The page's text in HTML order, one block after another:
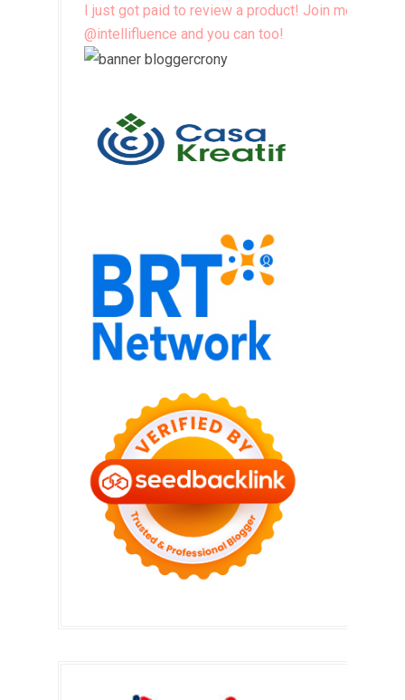
I just got paid to review a product! Join me
@intellifluence and you can too!